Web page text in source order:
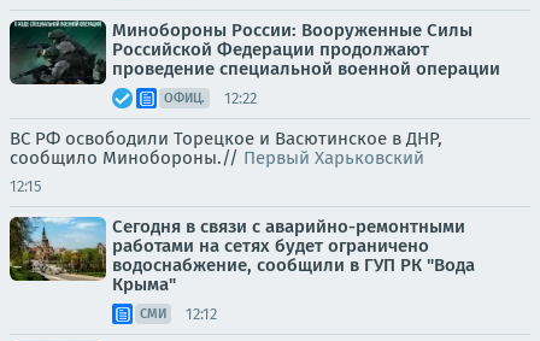
Минобороны России: Вооруженные Силы
Российской Федерации продолжают
проведение специальной военной операции
ОФИЦ. 12:22
ВС РФ освободили Торецкое и Васютинское в ДНР,
сообщило Минобороны.// Первый Харьковский
12:15
Сегодня в связи с аварийно-ремонтными
работами на сетях будет ограничено
водоснабжение, сообщили в ГУП РК "Вода
Крыма"
СМИ 12:12